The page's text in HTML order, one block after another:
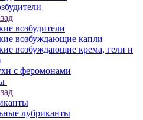
возбудители
возбуждающие капли
возбуждающие крема, гели и
с феромонами
лубриканты